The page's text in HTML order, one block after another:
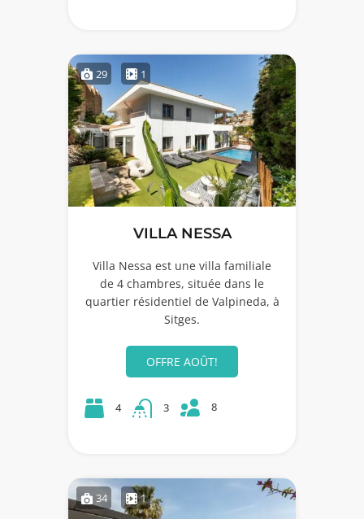
29 1
VILLA NESSA
Villa Nessa est une villa familiale
de 4 chambres, située dans le
quartier résidentiel de Valpineda, à
Sitges.
OFFRE AOÛT!
4 3 8
34 1